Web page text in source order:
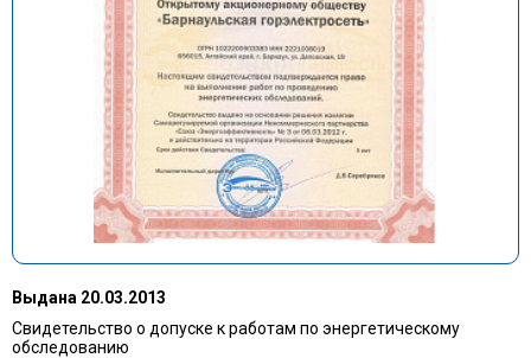
Выдана 20.03.2013
Свидетельство о допуске к работам по энергетическому
обследованию